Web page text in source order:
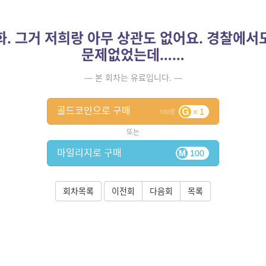
. 그거 저희랑 아무 상관도 없어요. 경찰에서
문제없었는데……
— 본 회차는 유료입니다. —
100 1
골드코인으로 구매
또는
100
마일리지로 구매
회차목록 이전회 다음회 목록